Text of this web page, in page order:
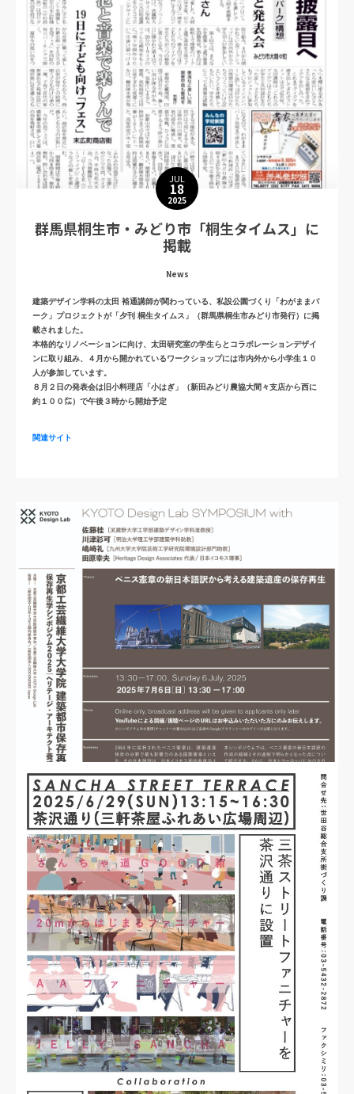
News
建築デザイン学科の佐藤桂准教授が10月11日に開催される立正大学「仏教文化公
開講座」で登壇いたします。
今回の公開講座では、各登壇者の経験に基づき、現地の地域社会や研究機関との
協働のあり方を意見交換し、各地域で紡がれた歴史観や宗教観と学術研究との対
話を目指すいくつかの事例を紹介します
日時：2025年10月11日（土）13時～16時
場所：立正大学品川キャンパス 石橋湛山記念講堂（東京都品川区大崎）
対面開催
関連サイト JUL
18
2025
群馬県桐生市・みどり市「桐生タイムス」に
掲載
News
建築デザイン学科の太田 裕通講師が関わっている、私設公園づくり「わがままパ
ーク」プロジェクトが「夕刊 桐生タイムス」（群馬県桐生市みどり市発行）に掲
載されました。
本格的なリノベーションに向け、太田研究室の学生らとコラボレーションデザイ
ンに取り組み、４月から開かれているワークショップには市内外から小学生１０
人が参加しています。
８月２日の発表会は旧小料理店「小はぎ」（新田みどり農協大間々支店から西に
約１００㍍）で午後３時から開始予定
関連サイト
JUL
01
2025
「保存再生学シンポジウム2025」の開催
Seminar
建築デザイン学科の佐藤桂准教授が保存再生学シンポジウム2025「ベニス憲章の
新日本語訳から考える建築遺産の保存再生」で講演を行います。
日時：2025年7月6日（日）13:30〜17:00